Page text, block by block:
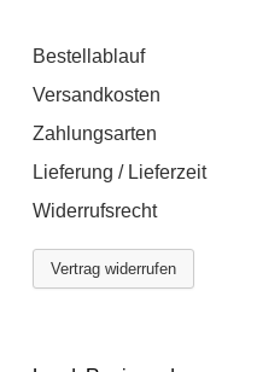
Bestellablauf
Versandkosten
Zahlungsarten
Lieferung / Lieferzeit
Widerrufsrecht
Vertrag widerrufen